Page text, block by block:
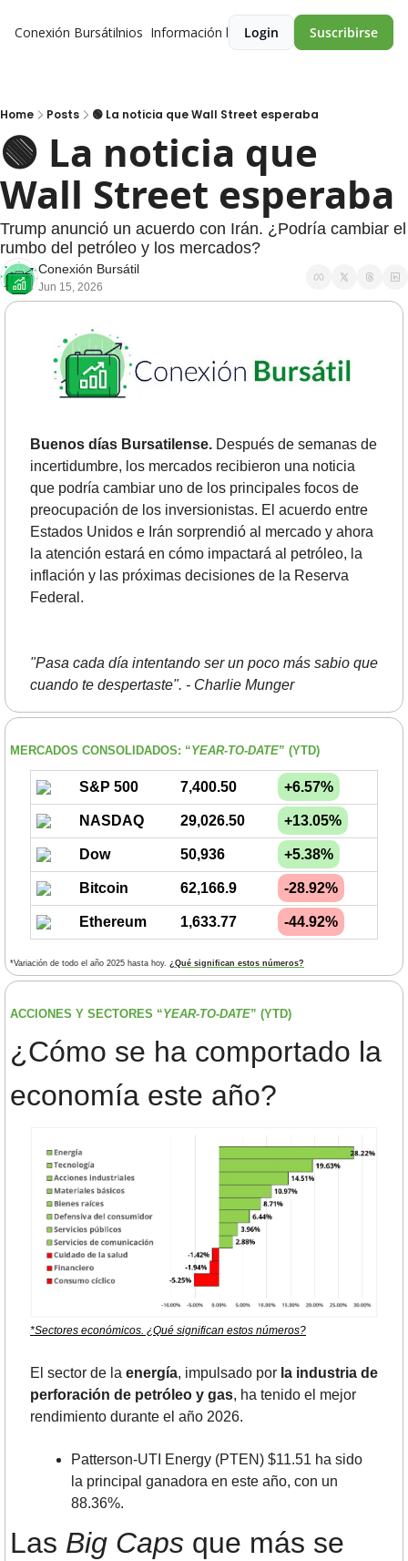
Conexión BursátilPremios Información legalLogin Suscribirse
Home Posts 🟢 La noticia que Wall Street esperaba
🟢 La noticia que
Wall Street esperaba
Trump anunció un acuerdo con Irán. ¿Podría cambiar el
rumbo del petróleo y los mercados?
Conexión Bursátil
Jun 15, 2026
Buenos días Bursatilense. Después de semanas de
incertidumbre, los mercados recibieron una noticia
que podría cambiar uno de los principales focos de
preocupación de los inversionistas. El acuerdo entre
Estados Unidos e Irán sorprendió al mercado y ahora
la atención estará en cómo impactará al petróleo, la
inflación y las próximas decisiones de la Reserva
Federal.
"Pasa cada día intentando ser un poco más sabio que
cuando te despertaste". - Charlie Munger
MERCADOS CONSOLIDADOS: “YEAR-TO-DATE” (YTD)
S&P 500 7,400.50 +6.57%
NASDAQ 29,026.50 +13.05%
Dow 50,936 +5.38%
Bitcoin 62,166.9 -28.92%
Ethereum 1,633.77 -44.92%
*Variación de todo el año 2025 hasta hoy. ¿Qué significan estos números?
ACCIONES Y SECTORES “YEAR-TO-DATE” (YTD)
¿Cómo se ha comportado la
economía este año?
*Sectores económicos. ¿Qué significan estos números?
El sector de la energía, impulsado por la industria de
perforación de petróleo y gas, ha tenido el mejor
rendimiento durante el año 2026.
Patterson-UTI Energy (PTEN) $11.51 ha sido
la principal ganadora en este año, con un
88.36%.
Las Big Caps que más se